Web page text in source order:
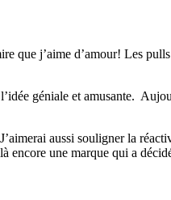
que j’aime d’amour! Les
géniale et amusante.
aussi souligner la
encore une marque qui a